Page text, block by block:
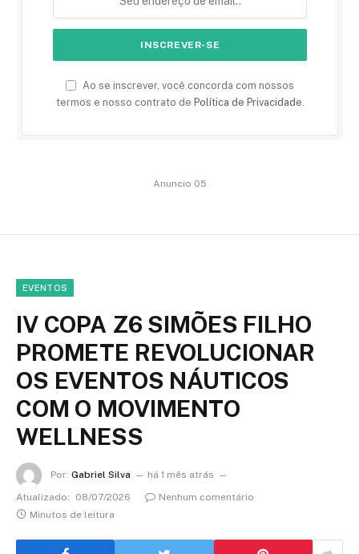
Ao se inscrever, você concorda com nossos
termos e nosso contrato de Política de Privacidade
Anuncio 05
EVENTOS
IV COPA Z6 SIMÕES FILHO
PROMETE REVOLUCIONAR
OS EVENTOS NÁUTICOS
COM O MOVIMENTO
WELLNESS
Por: Gabriel Silva
há 1 mês atrás
Atualizado:
08/07/2026
Nenhum comentário
Minutos de leitura